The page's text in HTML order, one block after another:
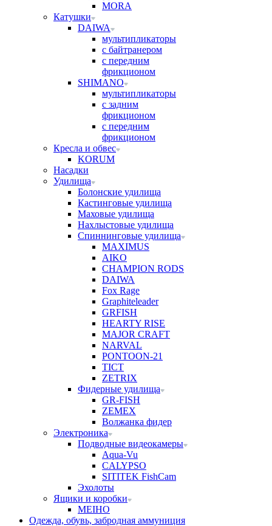
MORA
Катушки
DAIWA
мультипликаторы
с байтранером
с передним
фрикционом
SHIMANO
мультипликаторы
с задним
фрикционом
с передним
фрикционом
Кресла и обвес
KORUM
Насадки
Удилища
Болонские удилища
Кастинговые удилища
Маховые удилища
Нахлыстовые удилища
Спиннинговые удилища
MAXIMUS
AIKO
CHAMPION RODS
DAIWA
Fox Rage
Graphiteleader
GRFISH
HEARTY RISE
MAJOR CRAFT
NARVAL
PONTOON-21
TICT
ZETRIX
Фидерные удилища
GR-FISH
ZEMEX
Волжанка фидер
Электроника
Подводные видеокамеры
Aqua-Vu
CALYPSO
SITITEK FishCam
Эхолоты
Ящики и коробки
MEIHO
Одежда, обувь, забродная аммуниция